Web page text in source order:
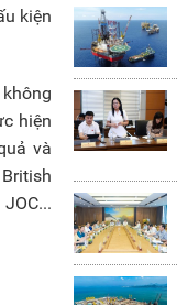
kiện
hiện
và